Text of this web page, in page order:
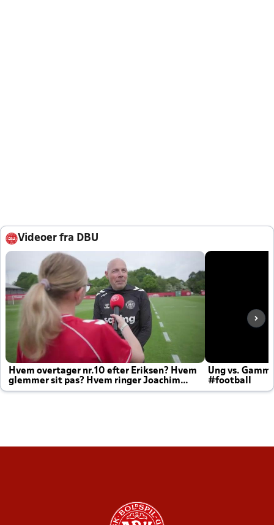
Videoer fra DBU
Hvem overtager nr.10 efter Eriksen? Hvem
glemmer sit pas? Hvem ringer Joachim
altid til efter kampe?
Ung vs.
#football